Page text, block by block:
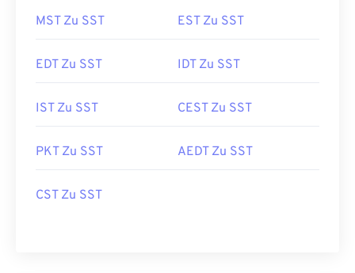
MST Zu SST EST Zu SST
EDT Zu SST IDT Zu SST
IST Zu SST CEST Zu SST
PKT Zu SST AEDT Zu SST
CST Zu SST